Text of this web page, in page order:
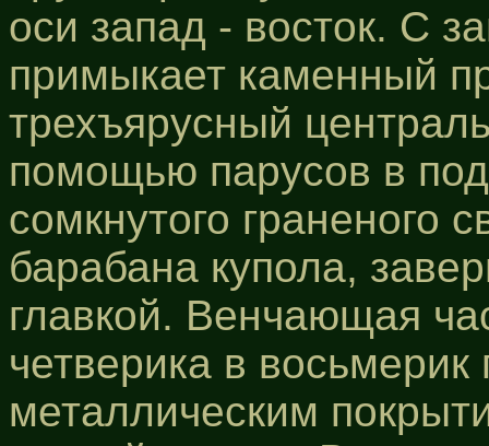
оси запад - восток. С
примыкает каменный
трехъярусный
помощью парусов в
сомкнутого граненого
барабана купола,
главкой. Венчающая
четверика в
металлическим